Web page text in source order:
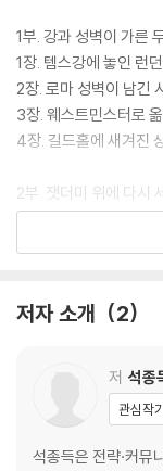
발과 대로 건설은 도시
현대 런던은 또 다른 전
카나리 워프는 폐항을
과 새로운 문화가 쌓이
이 책은 런던의 역사를
강과 성벽 → 대화재와
도시는 시간을 견디며
누가 읽어야 하는가
런던의 역사를 깊이
런던을 만든 과정을 알
1부. 강과 성벽이 가른
1장. 템스강에 놓인 런
2장. 로마 성벽이 남긴
3장. 웨스트민스터로
4장. 길드홀에 새겨진
2부. 잿더미 위에 다시
5장. 퓨딩 레인에서 접
6장. 화재 기념비가 세
9장. 서더크가 품은 무
10장. 세인트 캐서린 도
11장. 로이즈가 바꾼
12장. 스레드니들에 쌓
저자 소개 2
저 석종
관심작
석종득은 전략·커뮤